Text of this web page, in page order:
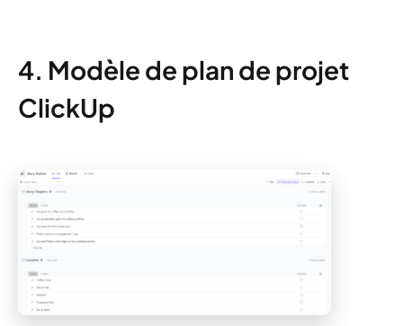
4. Modèle de plan de projet
ClickUp